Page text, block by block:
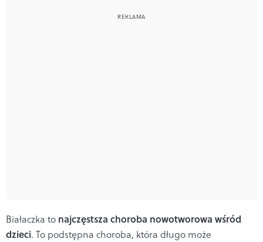
Białaczka to najczęstsza choroba nowotworowa wśród
dzieci. To podstępna choroba, która długo może